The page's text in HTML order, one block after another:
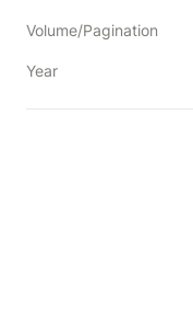
Volume/Pagination
Year